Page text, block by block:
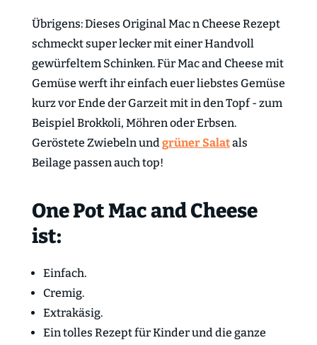
Übrigens: Dieses Original Mac n Cheese Rezept
schmeckt super lecker mit einer Handvoll
gewürfeltem Schinken. Für Mac and Cheese mit
Gemüse werft ihr einfach euer liebstes Gemüse
kurz vor Ende der Garzeit mit in den Topf - zum
Beispiel Brokkoli, Möhren oder Erbsen.
Geröstete Zwiebeln undgrüner Salatals
Beilage passen auch top!
One Pot Mac and Cheese
ist:
Einfach.
Cremig.
Extrakäsig.
Ein tolles Rezept für Kinder und die ganze